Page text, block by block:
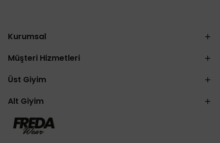
Kurumsal
Müşteri Hizmetleri
Üst Giyim
Alt Giyim